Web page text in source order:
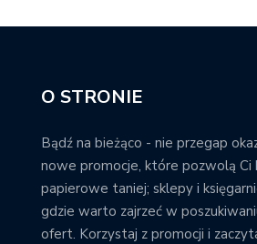
O STRONIE
Bądź na bieżąco - nie przegap
nowe promocje, które pozwolą Ci
papierowe taniej; sklepy i
gdzie warto zajrzeć w
ofert. Korzystaj z promocji i